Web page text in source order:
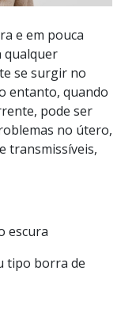
e em pouca
qualquer
se surgir no
entanto, quando
pode ser
no útero,
transmissíveis,
escura
tipo borra de